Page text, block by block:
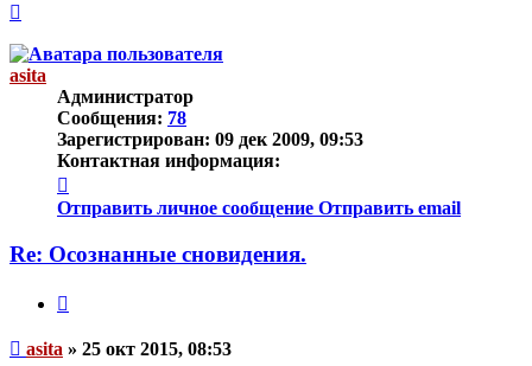
началу
asita
Администратор
Сообщения: 78
Зарегистрирован: 09 дек 2009, 09:53
Контактная информация:
информация
пользователя
Отправить личное сообщение Отправить email
Re: Осознанные сновидения.
Непрочитанное
asita » 25 окт 2015, 08:53